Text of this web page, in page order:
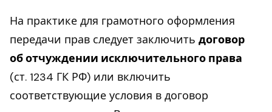
На практике для грамотного оформления
передачи прав следует заключить договор
об отчуждении исключительного права
(ст. 1234 ГК РФ) или включить
соответствующие условия в договор